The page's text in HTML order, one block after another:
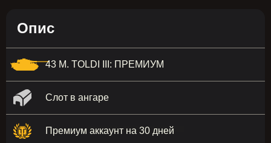
Опис
43 M. TOLDI III: ПРЕМИУМ
Слот в ангаре
Премиум аккаунт на 30 дней